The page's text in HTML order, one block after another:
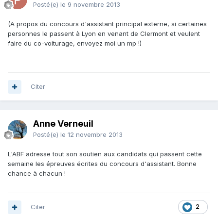
Posté(e) le 9 novembre 2013
(A propos du concours d'assistant principal externe, si certaines
personnes le passent à Lyon en venant de Clermont et veulent
faire du co-voiturage, envoyez moi un mp !)
Citer
Anne Verneuil
Posté(e) le 12 novembre 2013
L'ABF adresse tout son soutien aux candidats qui passent cette
semaine les épreuves écrites du concours d'assistant. Bonne
chance à chacun !
2
Citer